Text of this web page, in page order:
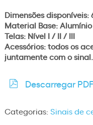
Dimensões
Material Base:
Telas: Nível I / II / III
Acessórios: todos os
juntamente com o sinal.
Descarregar PDF
Categorias: Sinais de